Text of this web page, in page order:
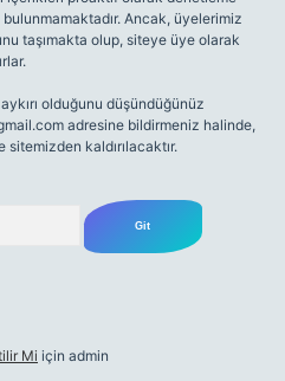
Ancak, üyelerimiz
taşımakta olup, siteye üye olarak
olduğunu düşündüğünüz
adresine bildirmeniz halinde,
kaldırılacaktır.
Mi için admin